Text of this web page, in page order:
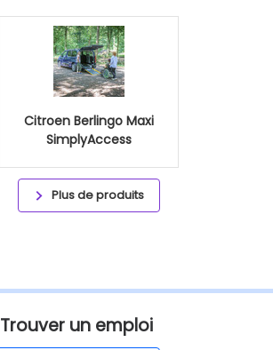
Citroen Berlingo Maxi
SimplyAccess
Plus de produits
Trouver un emploi